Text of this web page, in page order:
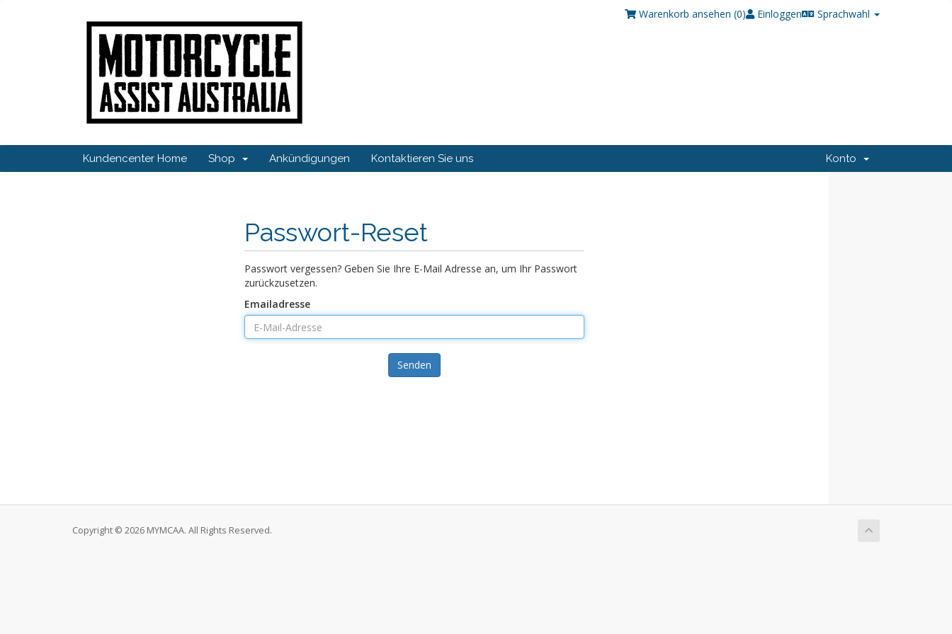
Sprachwahl
Einloggen
Warenkorb ansehen (0)
Kundencenter Home Shop Ankündigungen Kontaktieren Sie uns Konto
Passwort-Reset
Passwort vergessen? Geben Sie Ihre E-Mail Adresse an, um Ihr Passwort
zurückzusetzen.
Emailadresse
Senden
Copyright © 2026 MYMCAA. All Rights Reserved.